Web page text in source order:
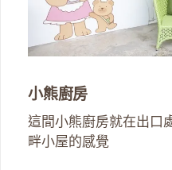
小熊廚房
這間小熊廚房就在出口
畔小屋的感覺